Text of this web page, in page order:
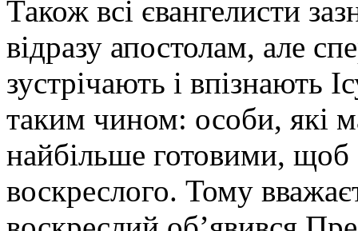
Також всі євангелисти
відразу апостолам, але
зустрічають і впізнають
таким чином: особи, які
найбільше готовими, щоб
воскреслого. Тому